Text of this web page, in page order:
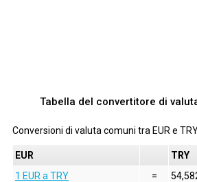
Tabella del convertitore di
Conversioni di valuta comuni tra EUR e TRY
EUR
TRY
1 EUR a TRY
=